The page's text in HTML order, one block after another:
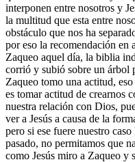
interponen entre nosotros y
la multitud que esta entre
obstáculo que nos ha
por eso la recomendación en
Zaqueo aquel día, la biblia
corrió y subió sobre un árbol
Zaqueo tomo una actitud,
es tomar actitud de crearnos
nuestra relación con Dios,
ver a Jesús a causa de la
pero si ese fuere nuestro
pasado, no permitamos que
como Jesús miro a Zaqueo y